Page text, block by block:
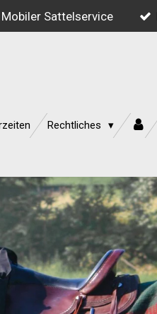
Mobiler Sattelservice
Rechtliches